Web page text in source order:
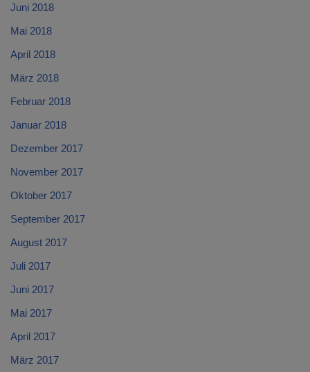
Juni 2018
Mai 2018
April 2018
März 2018
Februar 2018
Januar 2018
Dezember 2017
November 2017
Oktober 2017
September 2017
August 2017
Juli 2017
Juni 2017
Mai 2017
April 2017
März 2017